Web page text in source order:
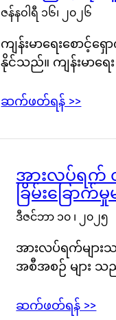
ဇန်နဝါရီ ၁၆၊ ၂၀၂၆
ကျန်းမာရေးစော
နိုင်သည်။ ကျန်းမာ
ဆက်ဖတ်ရန် >>
အားလပ်ရက်
ခြိမ်းခြောက်
ဒီဇင်ဘာ ၁၀ ၊ ၂၀၂၅
အားလပ်ရက်မျာ
အစီအစဉ် များ သ
ဆက်ဖတ်ရန် >>